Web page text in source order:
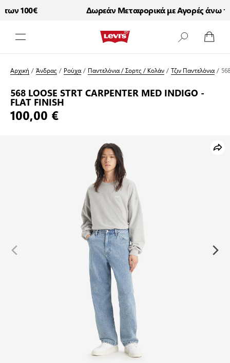
100€ Δωρεάν Μεταφορικά με Αγορές άνω
Αρχική /Άνδρας / Ρούχα/ Παντελόνια / Σορτς / Κολάν/Τζιν Παντελόνια/
568 LOOSE STRT CARPENTER MED INDIGO -
FLAT FINISH
100,00 €